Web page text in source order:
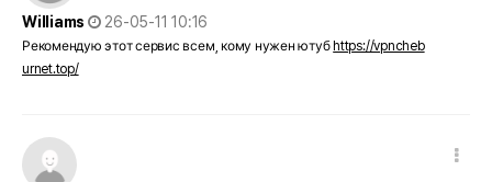
Williams
작성일
26-05-11 10:16
Рекомендую этот сервис всем, кому нужен ютуб https://vpncheb
urnet.top/